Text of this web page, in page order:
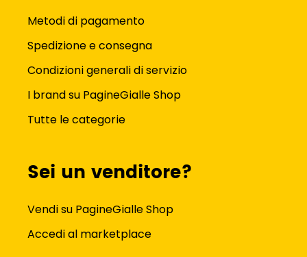
Metodi di pagamento
Spedizione e consegna
Condizioni generali di servizio
I brand su PagineGialle Shop
Tutte le categorie
Sei un venditore?
Vendi su PagineGialle Shop
Accedi al marketplace